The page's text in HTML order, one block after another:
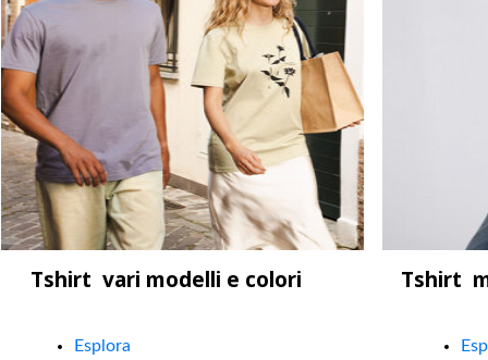
Tshirt vari modelli e colori Tshirt
Esplora